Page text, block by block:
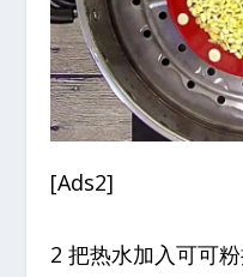
[Ads2]
2 把热水加入可可